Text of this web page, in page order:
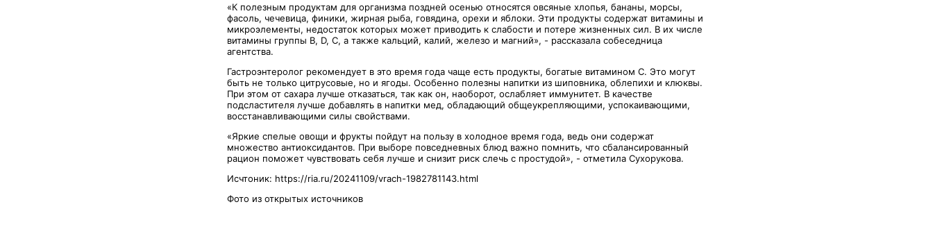
«К полезным продуктам для организма поздней осенью относятся овсяные хлопья, бананы, морсы,
фасоль, чечевица, финики, жирная рыба, говядина, орехи и яблоки. Эти продукты содержат витамины и
микроэлементы, недостаток которых может приводить к слабости и потере жизненных сил. В их числе
витамины группы В, D, С, а также кальций, калий, железо и магний», - рассказала собеседница
агентства.
Гастроэнтеролог рекомендует в это время года чаще есть продукты, богатые витамином С. Это могут
быть не только цитрусовые, но и ягоды. Особенно полезны напитки из шиповника, облепихи и клюквы.
При этом от сахара лучше отказаться, так как он, наоборот, ослабляет иммунитет. В качестве
подсластителя лучше добавлять в напитки мед, обладающий общеукрепляющими, успокаивающими,
восстанавливающими силы свойствами.
«Яркие спелые овощи и фрукты пойдут на пользу в холодное время года, ведь они содержат
множество антиоксидантов. При выборе повседневных блюд важно помнить, что сбалансированный
рацион поможет чувствовать себя лучше и снизит риск слечь с простудой», - отметила Сухорукова.
Исчтоник: https://ria.ru/20241109/vrach-1982781143.html
Фото из открытых источников